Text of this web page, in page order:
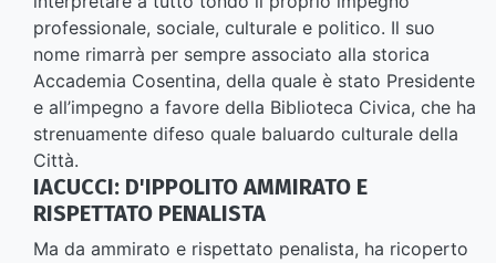
professionale, sociale, culturale e politico. Il suo
nome rimarrà per sempre associato alla storica
Accademia Cosentina, della quale è stato Presidente
e all’impegno a favore della Biblioteca Civica, che ha
strenuamente difeso quale baluardo culturale della
Città.
IACUCCI: D'IPPOLITO AMMIRATO E
RISPETTATO PENALISTA
Ma da ammirato e rispettato penalista, ha ricoperto